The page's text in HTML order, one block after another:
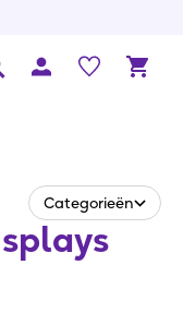
Categorieën